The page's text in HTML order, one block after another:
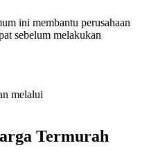
ini membantu perusahaan
sebelum melakukan
melalui
Termurah